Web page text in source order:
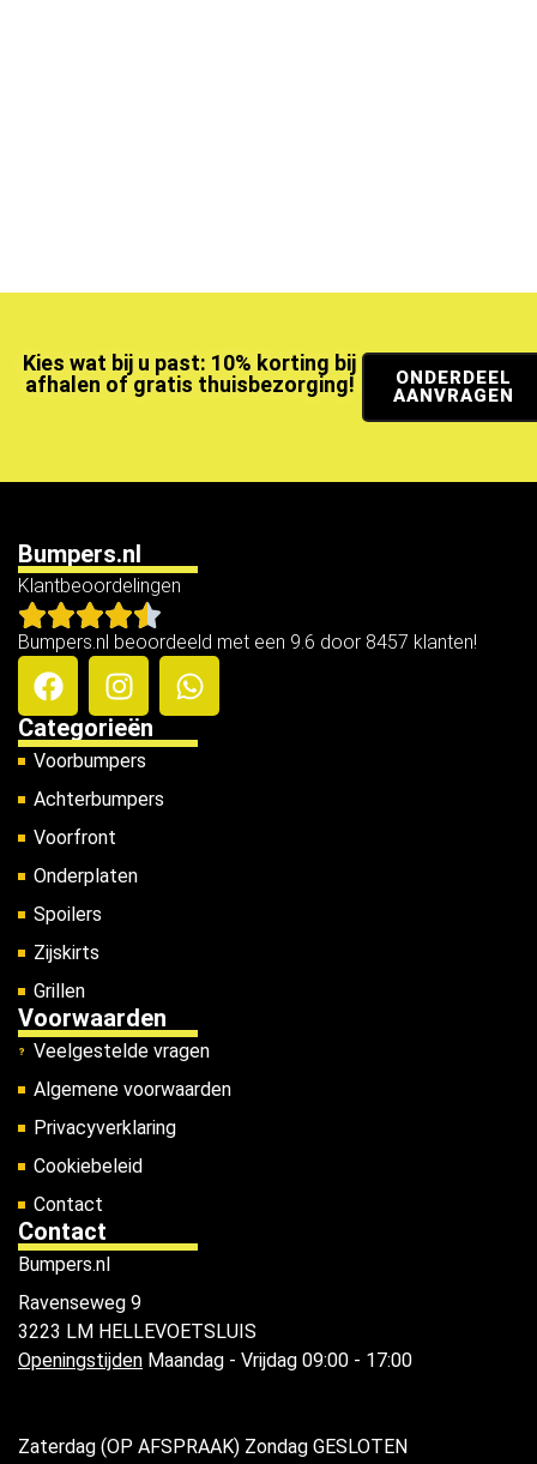
Kies wat bij u past: 10% korting bij
afhalen of gratis thuisbezorging!
ONDERDEEL
AANVRAGEN
Bumpers.nl
Klantbeoordelingen
Bumpers.nl beoordeeld met een 9.6 door 8457 klanten!
Categorieën
Voorbumpers
Achterbumpers
Voorfront
Onderplaten
Spoilers
Zijskirts
Grillen
Voorwaarden
Veelgestelde vragen
Algemene voorwaarden
Privacyverklaring
Cookiebeleid
Contact
Contact
Bumpers.nl
Ravenseweg 9
3223 LM HELLEVOETSLUIS
Openingstijden Maandag - Vrijdag 09:00 - 17:00
Zaterdag (OP AFSPRAAK) Zondag GESLOTEN